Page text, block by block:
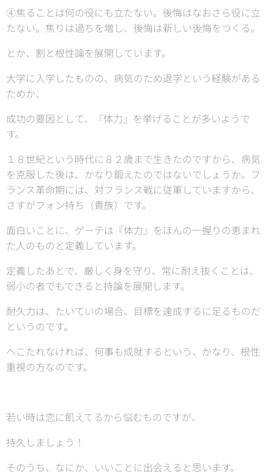
④焦ることは何の役にも立たない。後悔はなおさら役に立
たない。焦りは過ちを増し、後悔は新しい後悔をつくる。
とか、割と根性論を展開しています。
大学に入学したものの、病気のため退学という経験がある
ためか、
成功の要因として、『体力』を挙げることが多いようで
す。
１８世紀という時代に８２歳まで生きたのですから、病気
を克服した後は、かなり鍛えたのではないでしょうか。フ
ランス革命期には、対フランス戦に従軍していますから、
さすがフォン持ち（貴族）です。
面白いことに、ゲーテは『体力』をほんの一握りの恵まれ
た人のものと定義しています。
定義したあとで、厳しく身を守り、常に耐え抜くことは、
弱小の者でもできると持論を展開します。
耐久力は、たいていの場合、目標を達成するに足るものだ
というのです。
へこたれなければ、何事も成就するという、かなり、根性
重視の方なのです。
若い時は恋に飢えてるから悩むものですが、
持久しましょう！
そのうち、なにか、いいことに出会えると思います。